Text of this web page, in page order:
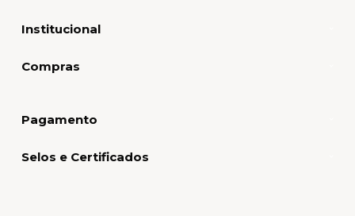
Institucional
Compras
Pagamento
Selos e Certificados